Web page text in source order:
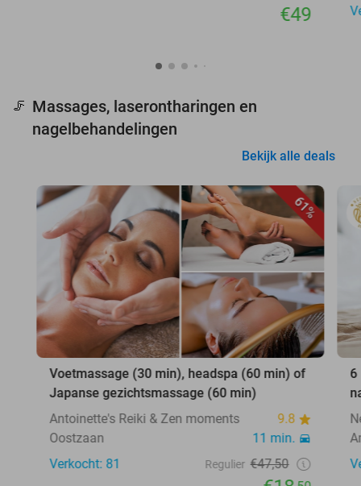
€49
🦵 Massages, laserontharingen en
nagelbehandelingen
Bekijk alle deals
61%
Voetmassage (30 min), headspa (60 min) of
Japanse gezichtsmassage (60 min)
Antoinette's Reiki & Zen moments
9.8
Oostzaan
11 min.
Verkocht: 81
Regulier €47,50
6